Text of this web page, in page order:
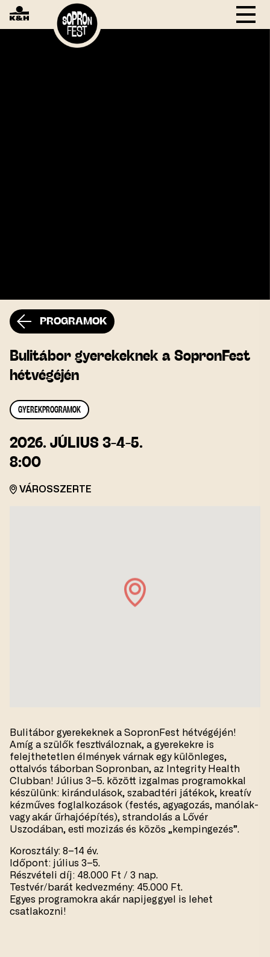
PROGRAMOK
Bulitábor gyerekeknek a SopronFest
hétvégéjén
GYEREKPROGRAMOK
2026. JÚLIUS 3-4-5.
8:00
VÁROSSZERTE
Bulitábor gyerekeknek a SopronFest hétvégéjén!
Amíg a szülők fesztiváloznak, a gyerekekre is
felejthetetlen élmények várnak egy különleges,
ottalvós táborban Sopronban, az Integrity Health
Clubban! Július 3–5. között izgalmas programokkal
készülünk: kirándulások, szabadtéri játékok, kreatív
kézműves foglalkozások (festés, agyagozás, manólak-
vagy akár űrhajóépítés), strandolás a Lővér
Uszodában, esti mozizás és közös „kempingezés”.
Korosztály: 8–14 év.
Időpont: július 3–5.
Részvételi díj: 48.000 Ft / 3 nap.
Testvér/barát kedvezmény: 45.000 Ft.
Egyes programokra akár napijeggyel is lehet
csatlakozni!